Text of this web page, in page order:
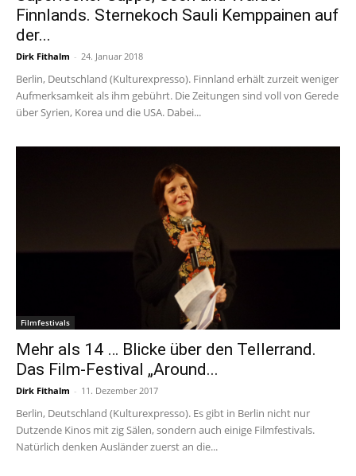
Finnlands. Sternekoch Sauli Kemppainen auf
der...
Dirk Fithalm - 24. Januar 2018
Berlin, Deutschland (Kulturexpresso). Finnland erhält zurzeit weniger
Aufmerksamkeit als ihm gebührt. Die Zeitungen sind voll von Gerede
über Syrien, Korea und die USA. Dabei...
Filmfestivals
Mehr als 14 … Blicke über den Tellerrand.
Das Film-Festival „Around...
Dirk Fithalm - 11. Dezember 2017
Berlin, Deutschland (Kulturexpresso). Es gibt in Berlin nicht nur
Dutzende Kinos mit zig Sälen, sondern auch einige Filmfestivals.
Natürlich denken Ausländer zuerst an die...